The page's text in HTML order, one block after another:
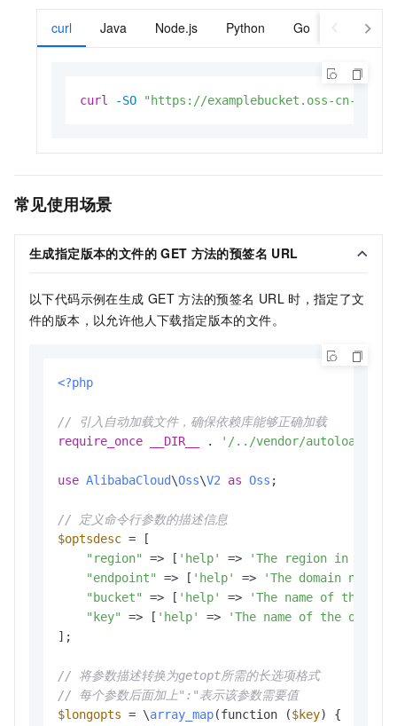
curl Java Node.js Python Go JavaScript
curl -SO "https://examplebucket.oss-cn-
常见使用场景
生成指定版本的文件的 GET 方法的预签名 URL
以下代码示例在生成 GET 方法的预签名 URL 时，指定了文
件的版本，以允许他人下载指定版本的文件。
<?php
// 引入自动加载文件，确保依赖库能够正确加载
require_once
__DIR__ . '/../vendor/autoload.php'
use AlibabaCloud\Oss\V2 as Oss ;
// 定义命令行参数的描述信息
$optsdesc = [
"region"
=> [ 'help' =>
'The region in
"endpoint"
=> [ 'help' =>
'The domain
"bucket"
=> [ 'help' =>
'The name of the
"key"
=> [ 'help' =>
'The name of the object'
];
// 将参数描述转换为getopt所需的长选项格式
// 每个参数后面加上":"表示该参数需要值
$longopts = \array_map(function ($key) {